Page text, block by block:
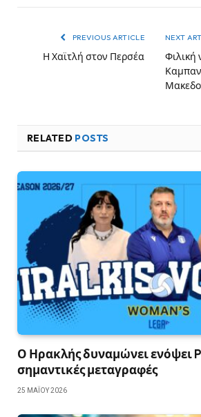
PREVIOUS ARTICLE
Η Χαϊτλή στον Περσέα
NEXT
Φιλική
RELATED POSTS
Ο Ηρακλής δυναμώνει ενόψει
σημαντικές μεταγραφές
25 ΜΑΪ́ΟΥ 2026